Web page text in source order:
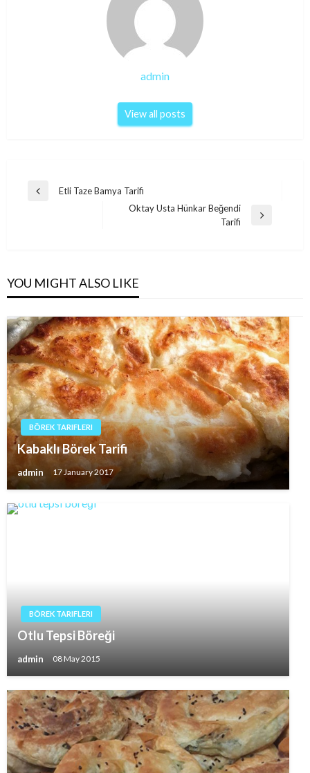
admin
View all posts
Post
Previous
Etli Taze Bamya Tarifi
Oktay Usta Hünkar Beğendi
Tarifi
YOU MIGHT ALSO LIKE
BÖREK TARIFLERI
Kabaklı Börek Tarifi
admin 17 January 2017
BÖREK TARIFLERI
Otlu Tepsi Böreği
admin 08 May 2015